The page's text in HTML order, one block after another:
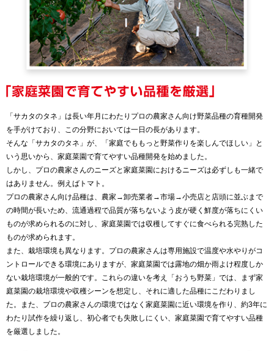
「サカタのタネ」は長い年月にわたりプロの農家さん向け野菜品種の育種開発
を手がけており、この分野においては一日の長があります。
そんな「サカタのタネ」が、「家庭でももっと野菜作りを楽しんでほしい」と
いう思いから、家庭菜園で育てやすい品種開発を始めました。
しかし、プロの農家さんのニーズと家庭菜園におけるニーズは必ずしも一緒で
はありません。例えばトマト。
プロの農家さん向け品種は、農家→卸売業者→市場→小売店と店頭に並ぶまで
の時間が長いため、流通過程で品質が落ちないよう皮が硬く鮮度が落ちにくい
ものが求められるのに対し、家庭菜園では収穫してすぐに食べられる完熟した
ものが求められます。
また、栽培環境も異なります。プロの農家さんは専用施設で温度や水やりがコ
ントロールできる環境にありますが、家庭菜園では露地の畑か雨よけ程度しか
ない栽培環境が一般的です。これらの違いを考え「おうち野菜」では、まず家
庭菜園の栽培環境や収穫シーンを想定し、それに適した品種にこだわりまし
た。また、プロの農家さんの環境ではなく家庭菜園に近い環境を作り、約3年に
わたり試作を繰り返し、初心者でも失敗しにくい、家庭菜園で育てやすい品種
を厳選しました。